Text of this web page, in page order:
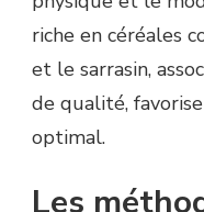
riche en céréales
et le sarrasin,
de qualité,
optimal.
Les